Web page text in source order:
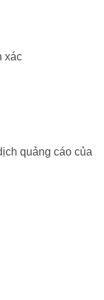
xác
quảng cáo của